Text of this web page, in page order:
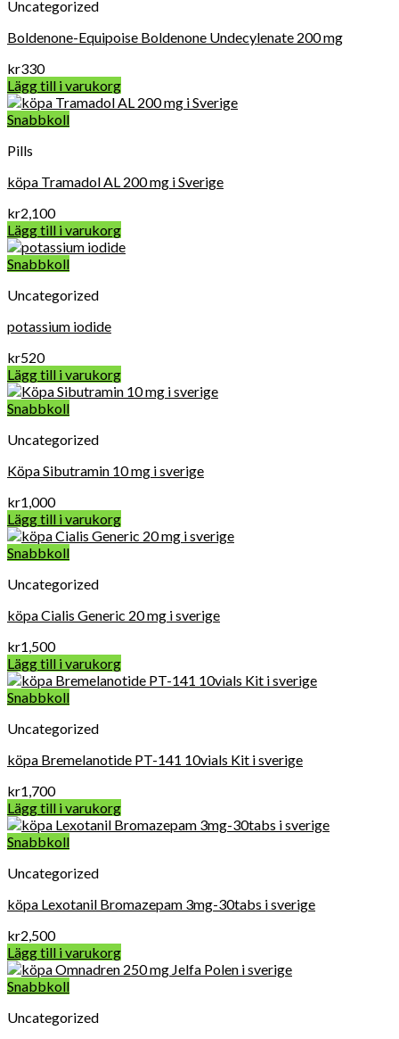
Uncategorized
Boldenone-Equipoise Boldenone Undecylenate 200 mg
kr330
Lägg till i varukorg
Snabbkoll
Pills
köpa Tramadol AL 200 mg i Sverige
kr2,100
Lägg till i varukorg
Snabbkoll
Uncategorized
potassium iodide
kr520
Lägg till i varukorg
Snabbkoll
Uncategorized
Köpa Sibutramin 10 mg i sverige
kr1,000
Lägg till i varukorg
Snabbkoll
Uncategorized
köpa Cialis Generic 20 mg i sverige
kr1,500
Lägg till i varukorg
Snabbkoll
Uncategorized
köpa Bremelanotide PT-141 10vials Kit i sverige
kr1,700
Lägg till i varukorg
Snabbkoll
Uncategorized
köpa Lexotanil Bromazepam 3mg-30tabs i sverige
kr2,500
Lägg till i varukorg
Snabbkoll
Uncategorized